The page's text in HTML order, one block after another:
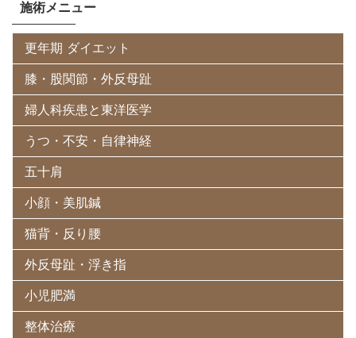
施術メニュー
更年期 ダイエット
膝・股関節・外反母趾
婦人科疾患と東洋医学
うつ・不安・自律神経
五十肩
小顔・美肌鍼
猫背・反り腰
外反母趾・浮き指
小児肥満
整体治療